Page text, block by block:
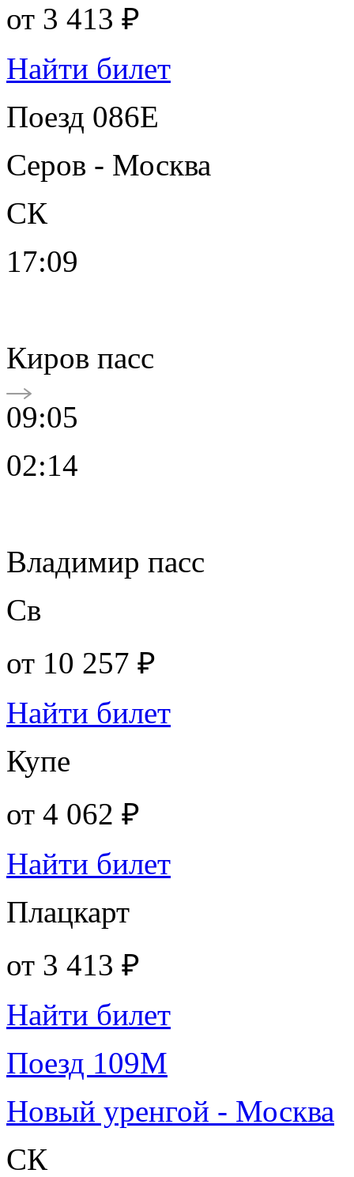
от 3 413 ₽
Найти билет
Поезд 086Е
Серов - Москва
СК
17:09
Киров пасс
09:05
02:14
Владимир пасс
Св
от 10 257 ₽
Найти билет
Купе
от 4 062 ₽
Найти билет
Плацкарт
от 3 413 ₽
Найти билет
Поезд 109М
Новый уренгой - Москва
СК